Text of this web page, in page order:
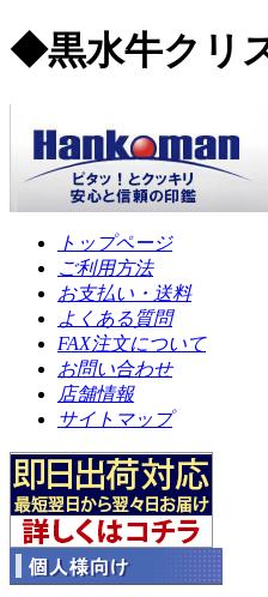
◆黒水牛クリ
トップページ
ご利用方法
お支払い・送料
よくある質問
FAX注文について
お問い合わせ
店舗情報
サイトマップ